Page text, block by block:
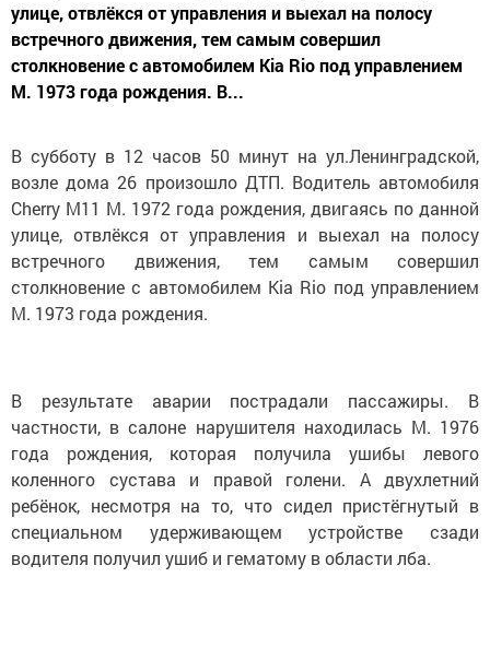
улице, отвлёкся от управления и выехал на полосу
встречного движения, тем самым совершил
столкновение с автомобилем Кia Rio под управлением
М. 1973 года рождения. В...
В субботу в 12 часов 50 минут на ул.Ленинградской,
возле дома 26 произошло ДТП. Водитель автомобиля
Cherry M11 М. 1972 года рождения, двигаясь по данной
улице, отвлёкся от управления и выехал на полосу
встречного движения, тем самым совершил
столкновение с автомобилем Кia Rio под управлением
М. 1973 года рождения.
В результате аварии пострадали пассажиры. В
частности, в салоне нарушителя находилась М. 1976
года рождения, которая получила ушибы левого
коленного сустава и правой голени. А двухлетний
ребёнок, несмотря на то, что сидел пристёгнутый в
специальном удерживающем устройстве сзади
водителя получил ушиб и гематому в области лба.